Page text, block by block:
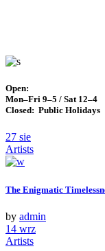
Open:
Mon–Fri 9–5 / Sat 12–4
Closed: Public Holidays
27 sie
Artists
The Enigmatic
by admin
14 wrz
Artists